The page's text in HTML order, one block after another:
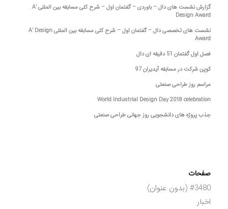
گزارش نشست های دال – باوردی – گفتمان اول – شرح کلی مسابقه بین المللی A’
Design Award
نشست های تخصصی دال – گفتمان اول – شرح کلی مسابقه بین المللی A’ Design
Award
فصل اول گفتمان 51 دقیقه ای دال
کوپن شرکت در مسابقه آیدیران 97
مراسم روز طراحی صنعتی
World Industrial Design Day 2018 celebration
جذب پروژه های دانشجویی روز جهانی طراحی صنعتی
صفحات
#3480 (بدون عنوان)
اخبار